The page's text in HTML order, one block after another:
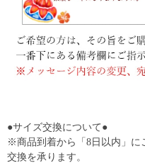
●サイズ交換について●
※商品到着から「8日以内」に
交換を承ります。